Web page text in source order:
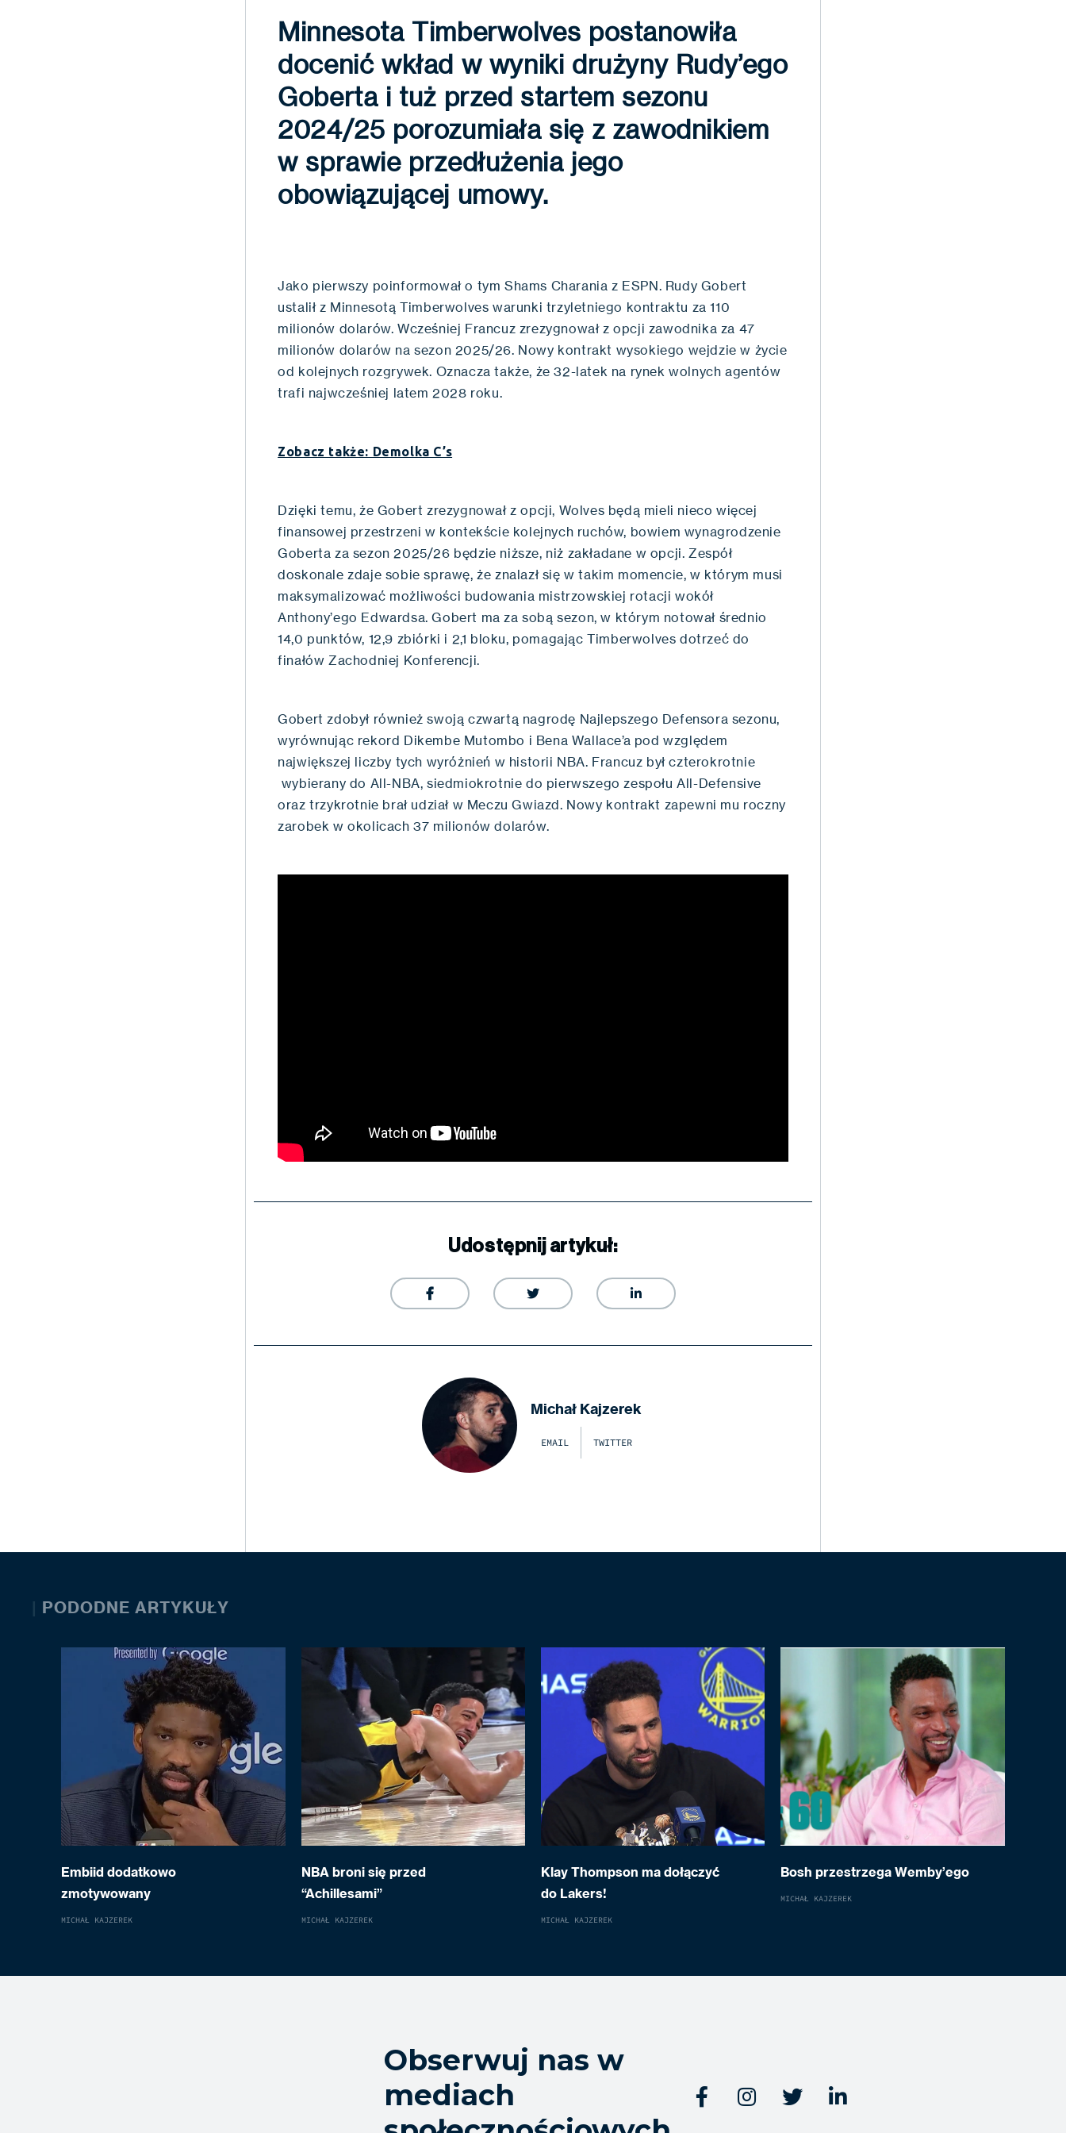
Minnesota Timberwolves postanowiła
docenić wkład w wyniki drużyny Rudy’ego
Goberta i tuż przed startem sezonu
2024/25 porozumiała się z zawodnikiem
w sprawie przedłużenia jego
obowiązującej umowy.
Jako pierwszy poinformował o tym Shams Charania z ESPN. Rudy Gobert
ustalił z Minnesotą Timberwolves warunki trzyletniego kontraktu za 110
milionów dolarów. Wcześniej Francuz zrezygnował z opcji zawodnika za 47
milionów dolarów na sezon 2025/26. Nowy kontrakt wysokiego wejdzie w życie
od kolejnych rozgrywek. Oznacza także, że 32-latek na rynek wolnych agentów
trafi najwcześniej latem 2028 roku.
Zobacz także: Demolka C’s
Dzięki temu, że Gobert zrezygnował z opcji, Wolves będą mieli nieco więcej
finansowej przestrzeni w kontekście kolejnych ruchów, bowiem wynagrodzenie
Goberta za sezon 2025/26 będzie niższe, niż zakładane w opcji. Zespół
doskonale zdaje sobie sprawę, że znalazł się w takim momencie, w którym musi
maksymalizować możliwości budowania mistrzowskiej rotacji wokół
Anthony’ego Edwardsa. Gobert ma za sobą sezon, w którym notował średnio
14,0 punktów, 12,9 zbiórki i 2,1 bloku, pomagając Timberwolves dotrzeć do
finałów Zachodniej Konferencji.
Gobert zdobył również swoją czwartą nagrodę Najlepszego Defensora sezonu,
wyrównując rekord Dikembe Mutombo i Bena Wallace’a pod względem
największej liczby tych wyróżnień w historii NBA. Francuz był czterokrotnie
wybierany do All-NBA, siedmiokrotnie do pierwszego zespołu All-Defensive
oraz trzykrotnie brał udział w Meczu Gwiazd. Nowy kontrakt zapewni mu roczny
zarobek w okolicach 37 milionów dolarów.
Udostępnij artykuł:
  
Michał Kajzerek
EMAIL TWITTER
| PODODNE ARTYKUŁY
Embiid dodatkowo
zmotywowany
MICHAŁ KAJZEREK
NBA broni się przed
“Achillesami”
MICHAŁ KAJZEREK
Klay Thompson ma dołączyć
do Lakers!
MICHAŁ KAJZEREK
Bosh przestrzega Wemby’ego
MICHAŁ KAJZEREK
Obserwuj nas w
mediach
   